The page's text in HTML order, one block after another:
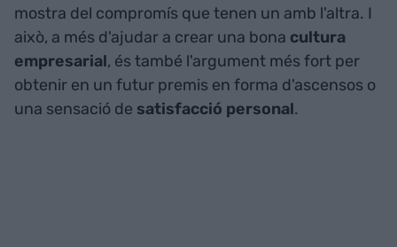
mostra del compromís que tenen un amb l'altra. I
això, a més d'ajudar a crear una bona cultura
empresarial, és també l'argument més fort per
obtenir en un futur premis en forma d'ascensos o
una sensació de satisfacció personal.